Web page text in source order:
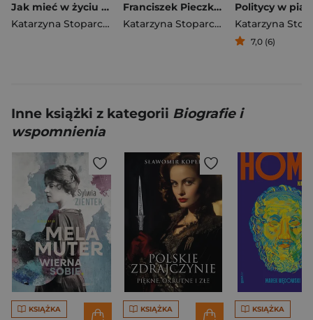
Jak mieć w życiu frajdę. Rozmowy Kasi Stoparczyk wyd. 2
Katarzyna Stoparczyk
Franciszek Pieczka. Portret intymny wyd. 2
Katarzyna Stoparczyk
7,0 (6)
Inne książki z kategorii Biografie i
wspomnienia
KSIĄŻKA KSIĄŻKA KSIĄŻKA